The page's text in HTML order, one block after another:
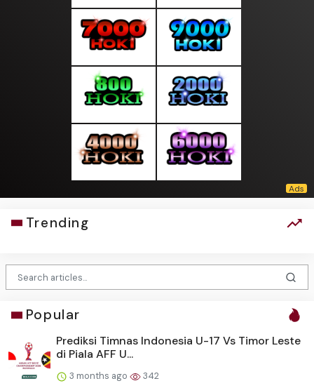
Trending
Popular
Prediksi Timnas Indonesia U-17 Vs Timor Leste
di Piala AFF U...
3 months ago 342